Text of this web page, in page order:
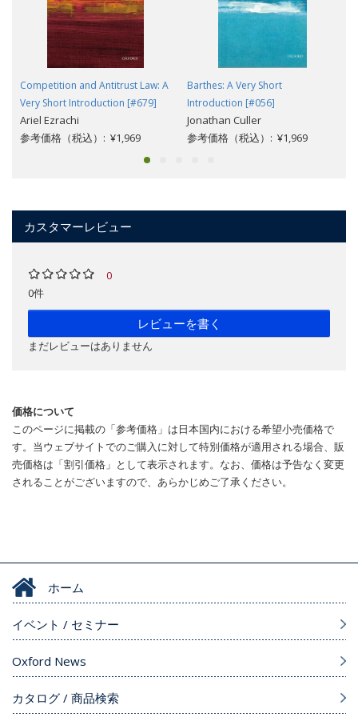
Competition and Antitrust Law: A
Very Short Introduction [#679]
Ariel Ezrachi
参考価格（税込）: ¥1,969
Barthes: A Very Short
Introduction [#056]
Jonathan Culler
参考価格（税込）: ¥1,969
カスタマーレビュー
0
0件
レビューを書く
まだレビューはありません
価格について
このページに掲載の「参考価格」は日本国内における希望小売価格で
す。当ウェブサイトでのご購入に対して特別価格が適用される場合、販
売価格は「割引価格」として表示されます。なお、価格は予告なく変更
されることがございますので、あらかじめご了承ください。
ホーム
イベント / セミナー
Oxford News
カタログ / 商品検索